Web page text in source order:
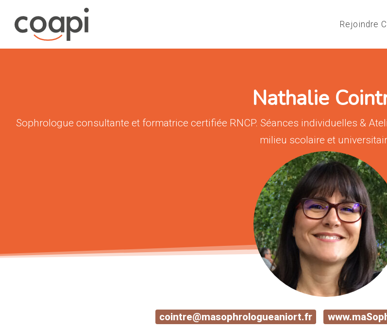
Rejoindre
Nathalie
Sophrologue consultante et formatrice certifiée RNCP. Séances individuelles &
milieu scolaire et
cointre@masophrologueaniort.fr